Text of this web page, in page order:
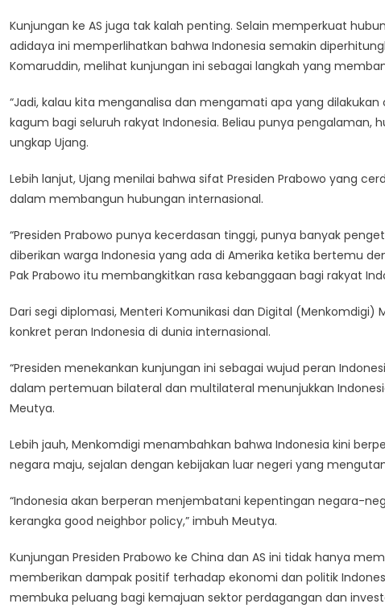
Kunjungan ke AS juga tak kalah penting. Selain memperkuat
adidaya ini memperlihatkan bahwa Indonesia semakin
Komaruddin, melihat kunjungan ini sebagai langkah yang
“Jadi, kalau kita menganalisa dan mengamati apa yang
kagum bagi seluruh rakyat Indonesia. Beliau punya pengalaman,
ungkap Ujang.
Lebih lanjut, Ujang menilai bahwa sifat Presiden Prabowo yang
dalam membangun hubungan internasional.
“Presiden Prabowo punya kecerdasan tinggi, punya banyak
diberikan warga Indonesia yang ada di Amerika ketika bertemu
Pak Prabowo itu membangkitkan rasa kebanggaan bagi rakyat
Dari segi diplomasi, Menteri Komunikasi dan Digital
konkret peran Indonesia di dunia internasional.
“Presiden menekankan kunjungan ini sebagai wujud peran
dalam pertemuan bilateral dan multilateral menunjukkan
Meutya.
Lebih jauh, Menkomdigi menambahkan bahwa Indonesia kini
negara maju, sejalan dengan kebijakan luar negeri yang
“Indonesia akan berperan menjembatani kepentingan negara-
kerangka good neighbor policy,” imbuh Meutya.
Kunjungan Presiden Prabowo ke China dan AS ini tidak hanya
memberikan dampak positif terhadap ekonomi dan politik
membuka peluang bagi kemajuan sektor perdagangan dan